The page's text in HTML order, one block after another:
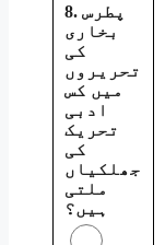
8. پطرس
بخاری
کی
تحریروں
میں کس
ادبی
تحریک
کی
جھلکیاں
ملتی
ہیں؟